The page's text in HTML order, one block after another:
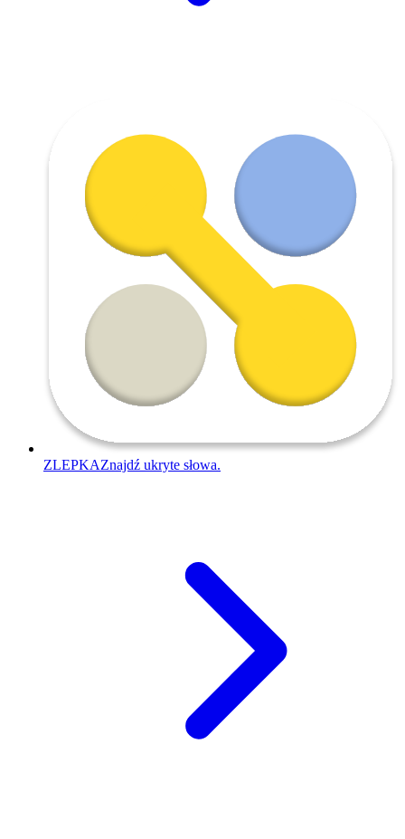
ZLEPKAZnajdź ukryte słowa.